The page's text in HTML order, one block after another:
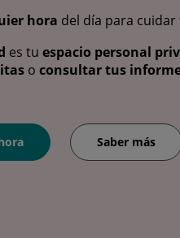
hora del día para cuidar
es tu espacio personal
o consultar tus
Saber más